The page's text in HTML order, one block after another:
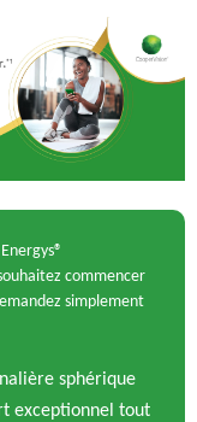
commencer
simplement
sphérique
exceptionnel tout